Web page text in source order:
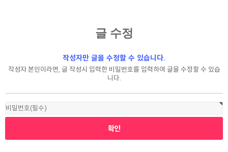
글 수정
작성자만 글을 수정할 수 있습니다.
작성자 본인이라면, 글 작성시 입력한 비밀번호를 입력하여 글을 수정할 수 있습
니다.